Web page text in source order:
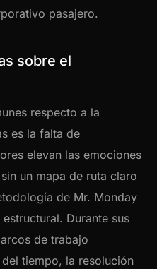
pasajero.
sobre el
respecto a la
es la falta de
elevan las emociones
un mapa de ruta claro
de Mr. Monday
Durante sus
de trabajo
tiempo, la resolución